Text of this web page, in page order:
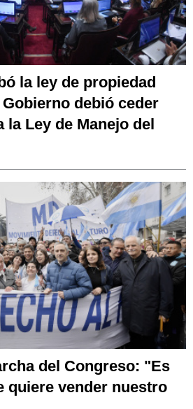
la ley de propiedad
debió ceder
Ley de Manejo del
del Congreso: "Es
quiere vender nuestro